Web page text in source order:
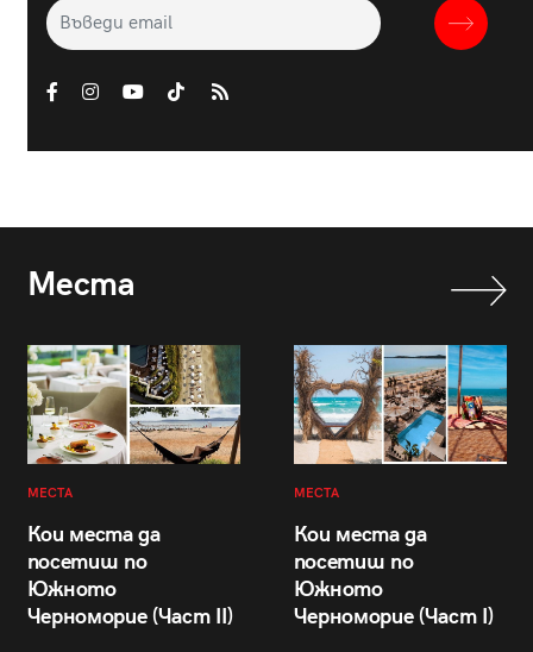
Места
МЕСТА
Кои места да
посетиш по
Южното
Черноморие (Част II)
МЕСТА
Кои места да
посетиш по
Южното
Черноморие (Част I)